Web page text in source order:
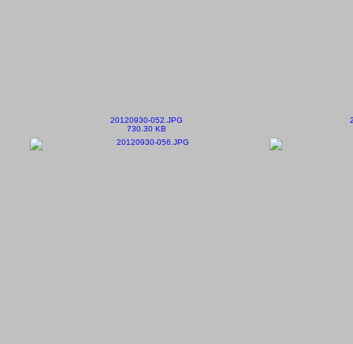
20120930-052.JPG
730.30 KB